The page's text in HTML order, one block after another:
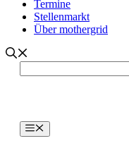
Termine
Stellenmarkt
Über mothergrid
Menü